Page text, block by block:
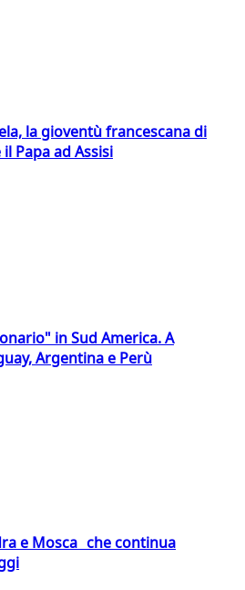
la gioventù francescana di
Papa ad Assisi
in Sud America. A
Argentina e Perù
e Mosca che continua